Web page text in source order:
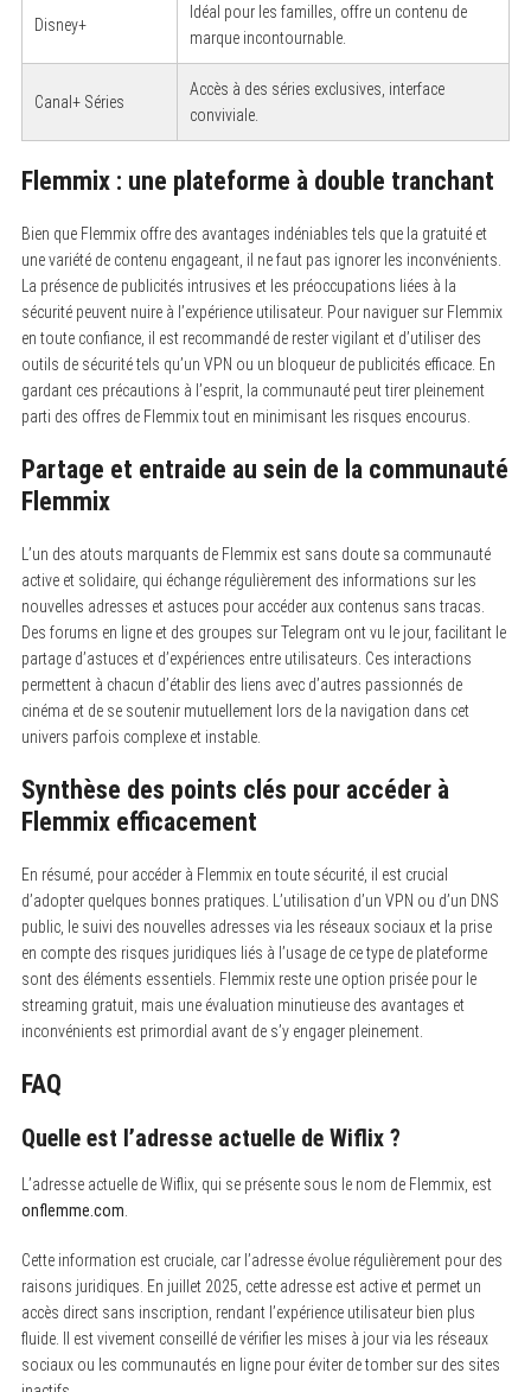
Disney+
Idéal pour les familles, offre un contenu de
marque incontournable.
Canal+ Séries
Accès à des séries exclusives, interface
conviviale.
Flemmix : une plateforme à double tranchant
Bien que Flemmix offre des avantages indéniables tels que la gratuité et
une variété de contenu engageant, il ne faut pas ignorer les inconvénients.
La présence de publicités intrusives et les préoccupations liées à la
sécurité peuvent nuire à l’expérience utilisateur. Pour naviguer sur Flemmix
en toute confiance, il est recommandé de rester vigilant et d’utiliser des
outils de sécurité tels qu’un VPN ou un bloqueur de publicités efficace. En
gardant ces précautions à l’esprit, la communauté peut tirer pleinement
parti des offres de Flemmix tout en minimisant les risques encourus.
Partage et entraide au sein de la communauté
Flemmix
L’un des atouts marquants de Flemmix est sans doute sa communauté
active et solidaire, qui échange régulièrement des informations sur les
nouvelles adresses et astuces pour accéder aux contenus sans tracas.
Des forums en ligne et des groupes sur Telegram ont vu le jour, facilitant le
partage d’astuces et d’expériences entre utilisateurs. Ces interactions
permettent à chacun d’établir des liens avec d’autres passionnés de
cinéma et de se soutenir mutuellement lors de la navigation dans cet
univers parfois complexe et instable.
Synthèse des points clés pour accéder à
Flemmix efficacement
En résumé, pour accéder à Flemmix en toute sécurité, il est crucial
d’adopter quelques bonnes pratiques. L’utilisation d’un VPN ou d’un DNS
public, le suivi des nouvelles adresses via les réseaux sociaux et la prise
en compte des risques juridiques liés à l’usage de ce type de plateforme
sont des éléments essentiels. Flemmix reste une option prisée pour le
streaming gratuit, mais une évaluation minutieuse des avantages et
inconvénients est primordial avant de s’y engager pleinement.
FAQ
Quelle est l’adresse actuelle de Wiflix ?
L’adresse actuelle de Wiflix, qui se présente sous le nom de Flemmix, est
onflemme.com
Cette information est cruciale, car l’adresse évolue régulièrement pour des
raisons juridiques. En juillet 2025, cette adresse est active et permet un
accès direct sans inscription, rendant l’expérience utilisateur bien plus
fluide. Il est vivement conseillé de vérifier les mises à jour via les réseaux
sociaux ou les communautés en ligne pour éviter de tomber sur des sites